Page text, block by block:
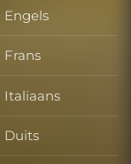
Engels
Frans
Italiaans
Duits